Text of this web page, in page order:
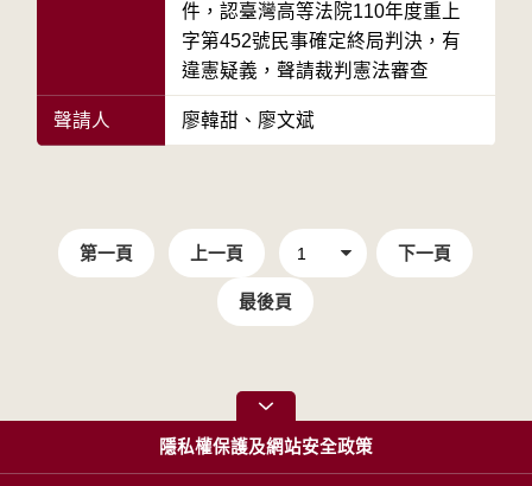
件，認臺灣高等法院110年度重上
字第452號民事確定終局判決，有
違憲疑義，聲請裁判憲法審查
聲請人 廖韓甜、廖文斌
第一頁 上一頁 下一頁
最後頁
隱私權保護及網站安全政策